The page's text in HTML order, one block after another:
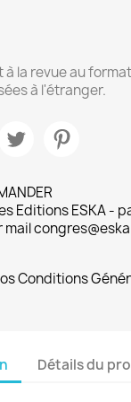
la revue au
à l'étranger.
Editions ESKA -
mail
Conditions
Détails du